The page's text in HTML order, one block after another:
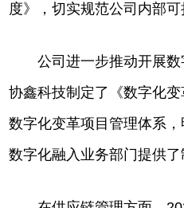
度》，切实规范公司内部可
公司进一步推动开展数
协鑫科技制定了《数字化
数字化变革项目管理体系
数字化融入业务部门提供了